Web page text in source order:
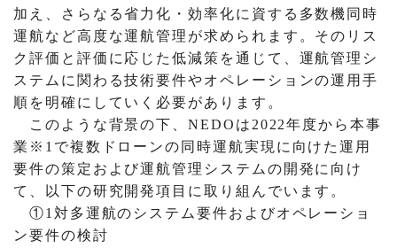
加え、さらなる省力化・効率化に資する多数機同時
運航など高度な運航管理が求められます。そのリス
ク評価と評価に応じた低減策を通じて、運航管理シ
ステムに関わる技術要件やオペレーションの運用手
順を明確にしていく必要があります。
このような背景の下、NEDOは2022年度から本事
業※1で複数ドローンの同時運航実現に向けた運用
要件の策定および運航管理システムの開発に向け
て、以下の研究開発項目に取り組んでいます。
①1対多運航のシステム要件およびオペレーショ
ン要件の検討